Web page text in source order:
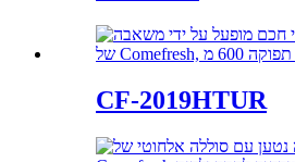
CF-2019HTUR